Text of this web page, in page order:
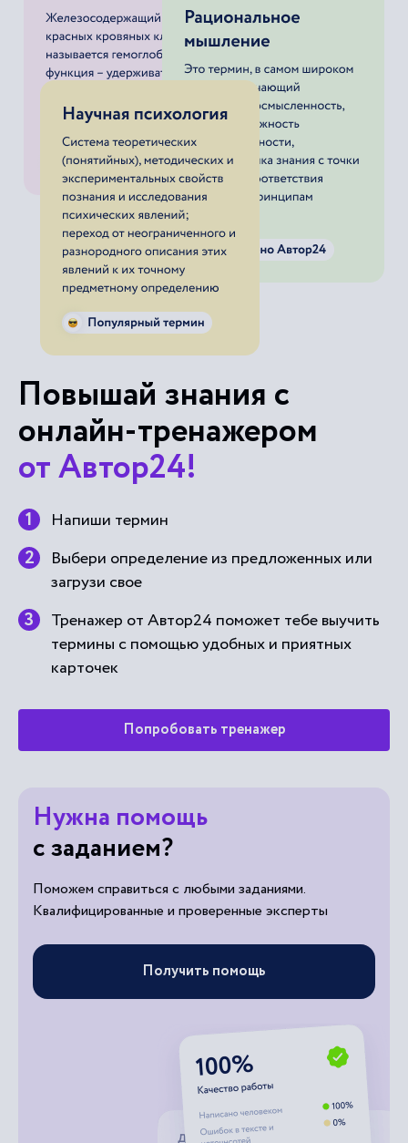
Повышай знания с
онлайн-тренажером
от Автор24!
Напиши термин
Выбери определение из предложенных или
загрузи свое
Тренажер от Автор24 поможет тебе выучить
термины с помощью удобных и приятных
карточек
Попробовать тренажер
Нужна помощь
с заданием?
Поможем справиться с любыми заданиями.
Квалифицированные и проверенные эксперты
Получить помощь